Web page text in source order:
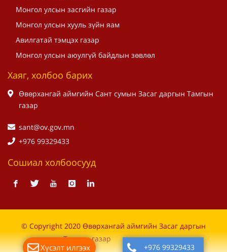
Монгол улсын засгийн газар
Монгол улсын хууль зүйн яам
Авилгатай тэмцэх газар
Монгол улсын аюулгүй байдлын зөвлөл
Хаяг, холбоо барих
Өвөрхангай аймгийн Сант сумын Засаг даргын Тамгын
газар
sant@ov.gov.mn
+976 99329433
Сошиал холбоосууд
© Copyright 2020 Өвөрхангай аймгийн Засаг даргын
Тамгын газар
Дуудлагын төв
Хүсэлт илгээх +976 99329433